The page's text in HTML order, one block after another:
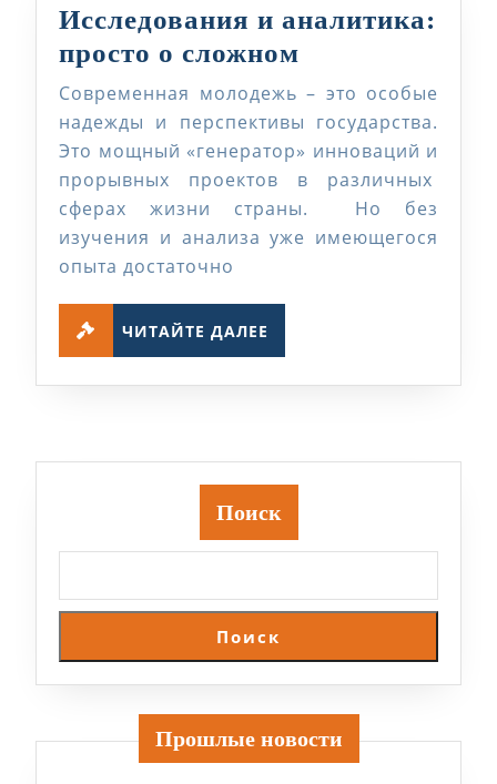
Исследования и аналитика:
просто о сложном
аналитика:
просто
о
сложном
Современная молодежь – это особые
надежды и перспективы государства.
Это мощный «генератор» инноваций и
прорывных проектов в различных
сферах жизни страны. Но без
изучения и анализа уже имеющегося
опыта достаточно
ЧИТАЙТЕ ДАЛЕЕ
Поиск
Поиск
Прошлые новости